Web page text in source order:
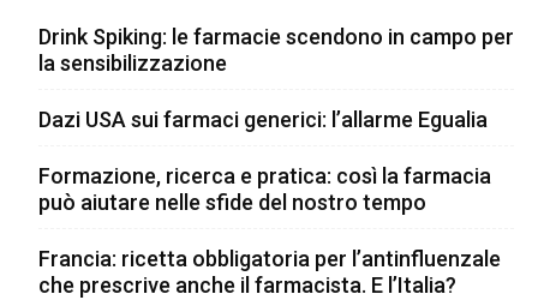
Drink Spiking: le farmacie scendono in campo per
la sensibilizzazione
Dazi USA sui farmaci generici: l’allarme Egualia
Formazione, ricerca e pratica: così la farmacia
può aiutare nelle sfide del nostro tempo
Francia: ricetta obbligatoria per l’antinfluenzale
che prescrive anche il farmacista. E l’Italia?